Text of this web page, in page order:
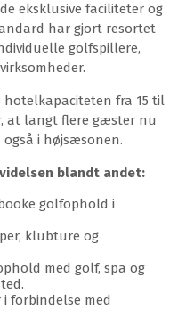
eksklusive faciliteter og
har gjort resortet
golfspillere,
hotelkapaciteten fra 15 til
at langt flere gæster nu
i højsæsonen.
blandt andet:
golfophold i
klubture og
med golf, spa og
forbindelse med